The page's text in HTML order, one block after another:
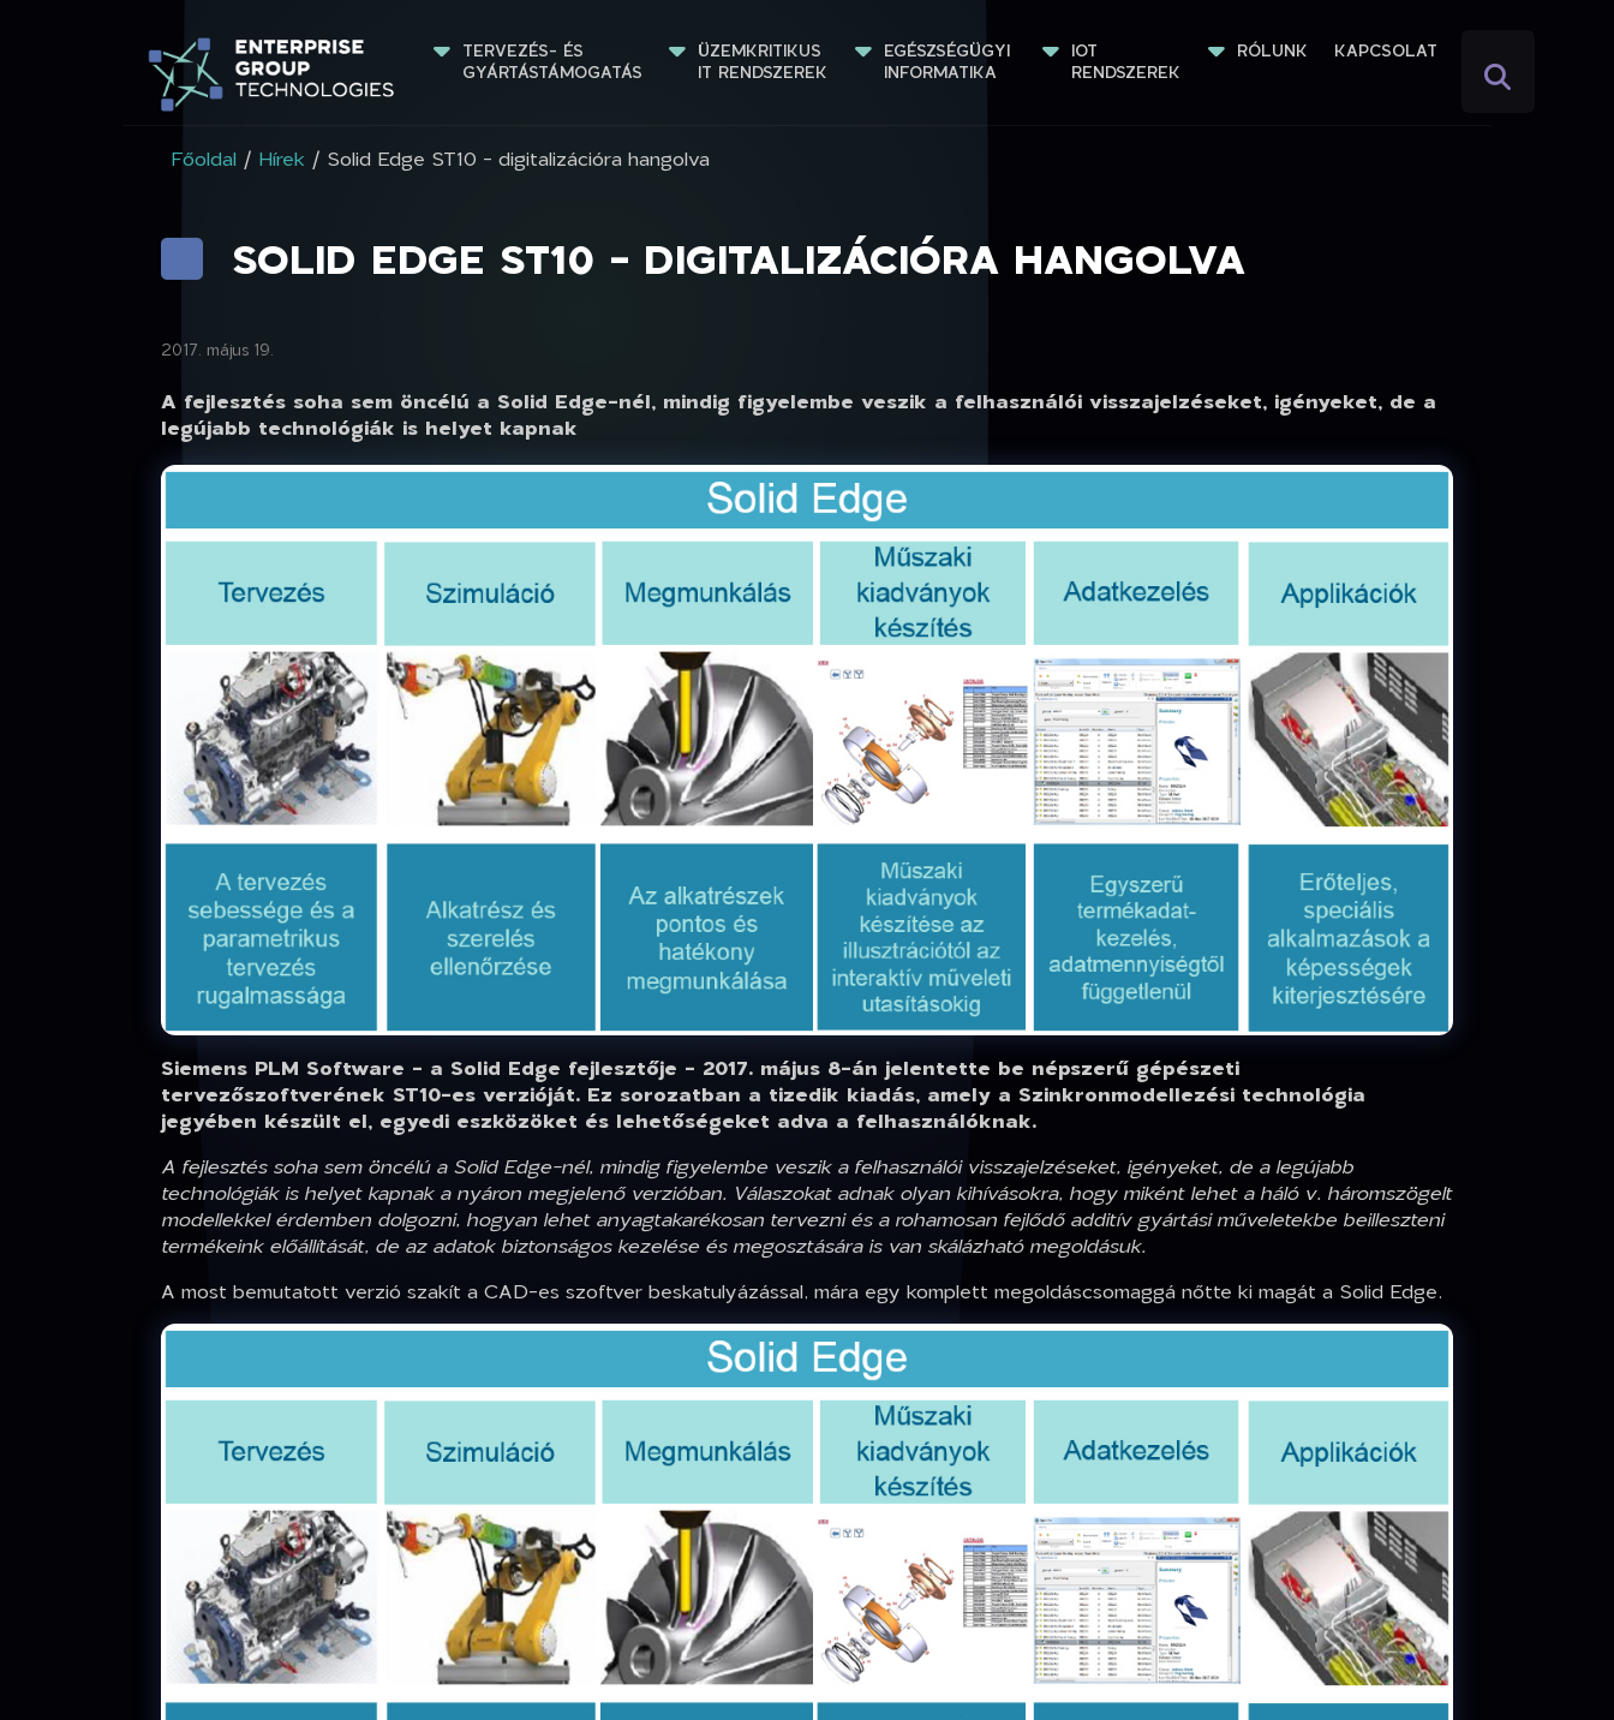
TERVEZÉS- ÉS
GYÁRTÁSTÁMOGATÁS
ÜZEMKRITIKUS
IT RENDSZEREK
EGÉSZSÉGÜGYI
INFORMATIKA
IOT
RENDSZEREK
RÓLUNK KAPCSOLAT
Főoldal / Hírek / Solid Edge ST10 - digitalizációra hangolva
SOLID EDGE ST10 - DIGITALIZÁCIÓRA HANGOLVA
2017. május 19.
A fejlesztés soha sem öncélú a Solid Edge-nél, mindig figyelembe veszik a felhasználói visszajelzéseket, igényeket, de a
legújabb technológiák is helyet kapnak
Siemens PLM Software - a Solid Edge fejlesztője - 2017. május 8-án jelentette be népszerű gépészeti
tervezőszoftverének ST10-es verzióját. Ez sorozatban a tizedik kiadás, amely a Szinkronmodellezési technológia
jegyében készült el, egyedi eszközöket és lehetőségeket adva a felhasználóknak.
A fejlesztés soha sem öncélú a Solid Edge-nél, mindig figyelembe veszik a felhasználói visszajelzéseket, igényeket, de a legújabb
technológiák is helyet kapnak a nyáron megjelenő verzióban. Válaszokat adnak olyan kihívásokra, hogy miként lehet a háló v. háromszögelt
modellekkel érdemben dolgozni, hogyan lehet anyagtakarékosan tervezni és a rohamosan fejlődő additív gyártási műveletekbe beilleszteni
termékeink előállítását, de az adatok biztonságos kezelése és megosztására is van skálázható megoldásuk.
A most bemutatott verzió szakít a CAD-es szoftver beskatulyázással, mára egy komplett megoldáscsomaggá nőtte ki magát a Solid Edge.